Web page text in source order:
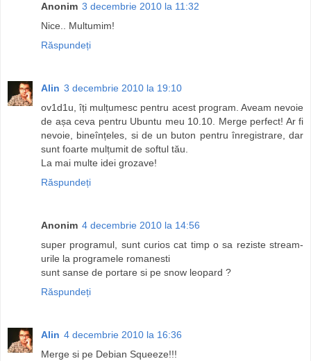
Anonim 3 decembrie 2010 la 11:32
Nice.. Multumim!
Răspundeți
Alin 3 decembrie 2010 la 19:10
ov1d1u, îți mulțumesc pentru acest program. Aveam nevoie
de așa ceva pentru Ubuntu meu 10.10. Merge perfect! Ar fi
nevoie, bineînțeles, si de un buton pentru înregistrare, dar
sunt foarte mulțumit de softul tău.
La mai multe idei grozave!
Răspundeți
Anonim 4 decembrie 2010 la 14:56
super programul, sunt curios cat timp o sa reziste stream-
urile la programele romanesti
sunt sanse de portare si pe snow leopard ?
Răspundeți
Alin 4 decembrie 2010 la 16:36
Merge si pe Debian Squeeze!!!